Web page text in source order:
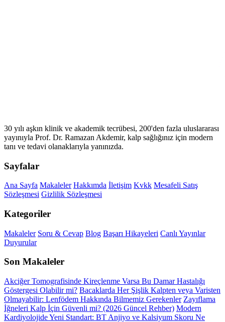
30 yılı aşkın klinik ve akademik tecrübesi, 200'den fazla uluslararası
yayınıyla Prof. Dr. Ramazan Akdemir, kalp sağlığınız için modern
tanı ve tedavi olanaklarıyla yanınızda.
Sayfalar
Ana Sayfa Makaleler Hakkımda İletişim Kvkk Mesafeli Satış
Sözleşmesi Gizlilik Sözleşmesi
Kategoriler
Makaleler Soru & Cevap Blog Başarı Hikayeleri Canlı Yayınlar
Duyurular
Son Makaleler
Akciğer Tomografisinde Kireçlenme Varsa Bu Damar Hastalığı
Göstergesi Olabilir mi? Bacaklarda Her Şişlik Kalpten veya Varisten
Olmayabilir: Lenfödem Hakkında Bilmemiz Gerekenler Zayıflama
İğneleri Kalp İçin Güvenli mi? (2026 Güncel Rehber) Modern
Kardiyolojide Yeni Standart: BT Anjiyo ve Kalsiyum Skoru Ne